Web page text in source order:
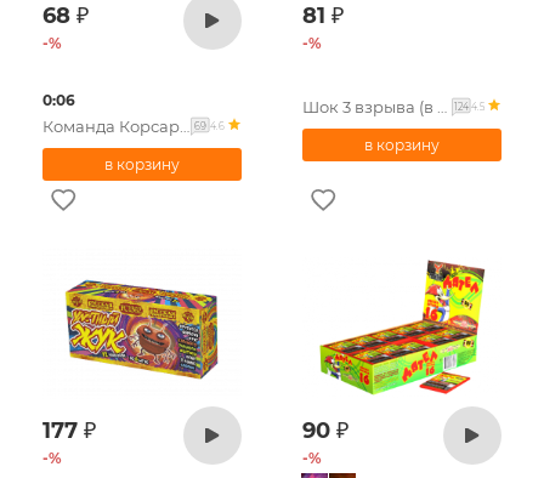
68 ₽
-%
0:06
69 4.6
81 ₽
-%
124 4.5
177 ₽
-%
90 ₽
-%